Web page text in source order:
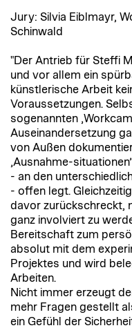
Jury: Silvia Eiblmayr,
Schinwald
"Der Antrieb für Steffi
und vor allem ein
künstlerische Arbeit
Voraussetzungen.
sogenannten
Auseinandersetzung
von Außen
‚Ausnahme-
- an den
- offen legt.
davor zurückschreckt,
ganz involviert zu
Bereitschaft zum
absolut mit dem
Projektes und wird
Arbeiten.
Nicht immer erzeugt
mehr Fragen gestellt
ein Gefühl der